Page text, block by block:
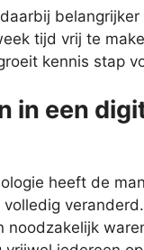
tijd vrij te
kennis stap
in een
heeft de
volledig
noodzakelijk